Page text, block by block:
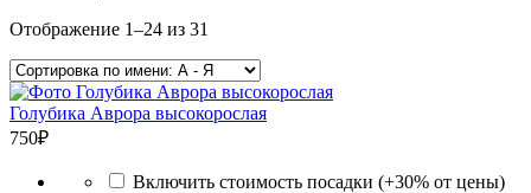
Отображение 1–24 из 31
Голубика Аврора высокорослая
750₽
Включить стоимость посадки (+30% от цены)